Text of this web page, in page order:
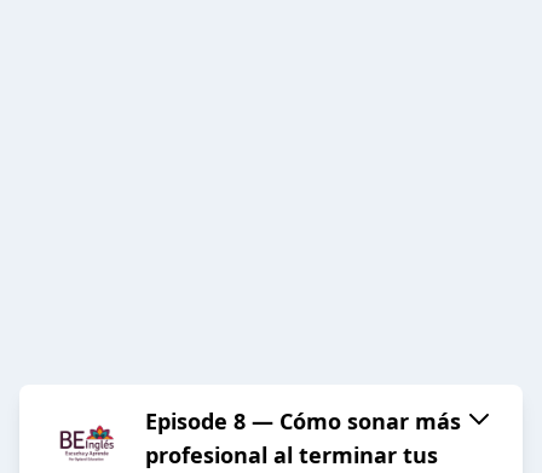
Episode 8 — Cómo sonar más
profesional al terminar tus